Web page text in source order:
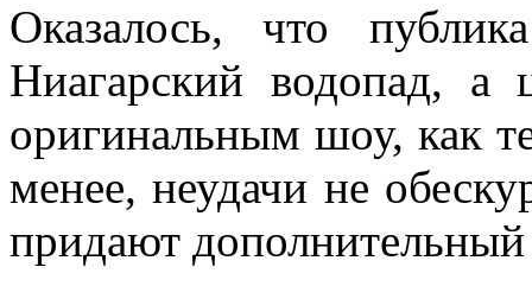
Оказалось, что
Ниагарский водопад,
оригинальным шоу, как
менее, неудачи не
придают